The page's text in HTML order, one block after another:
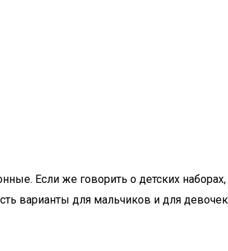
Если же говорить о детских наборах,
варианты для мальчиков и для девочек